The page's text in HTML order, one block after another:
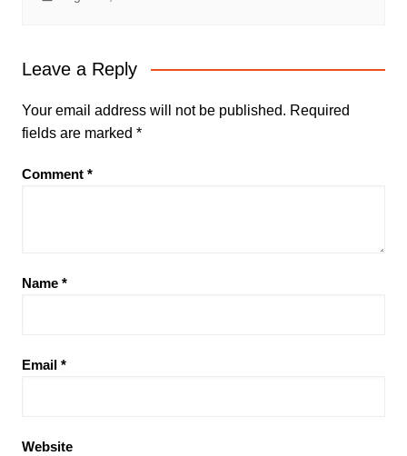
Leave a Reply
Your email address will not be published. Required
fields are marked *
Comment *
Name *
Email *
Website